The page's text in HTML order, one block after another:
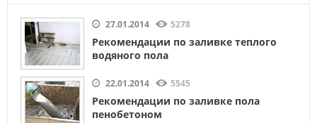
27.01.2014 5278
Рекомендации по заливке теплого
водяного пола
22.01.2014 5545
Рекомендации по заливке пола
пенобетоном